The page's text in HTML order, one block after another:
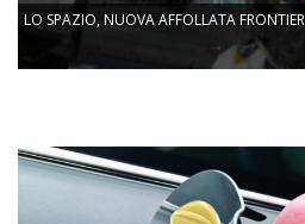
LO SPAZIO, NUOVA AFFOLLATA